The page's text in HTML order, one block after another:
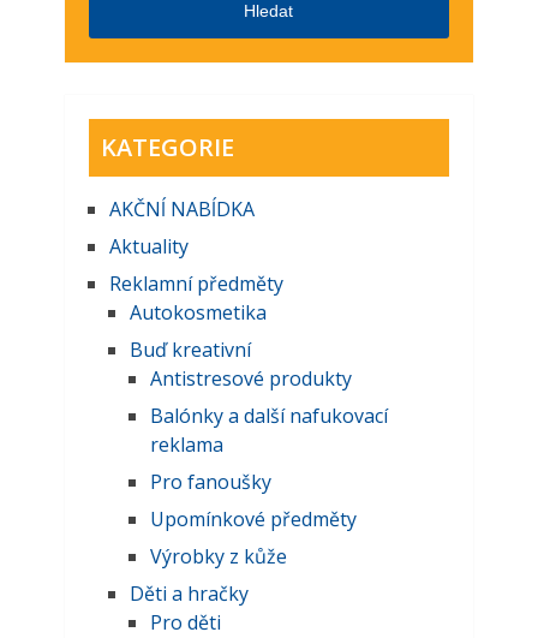
Hledat
KATEGORIE
AKČNĺ NABĺDKA
Aktuality
Reklamní předměty
Autokosmetika
Buď kreativní
Antistresové produkty
Balónky a další nafukovací
reklama
Pro fanoušky
Upomínkové předměty
Výrobky z kůže
Děti a hračky
Pro děti